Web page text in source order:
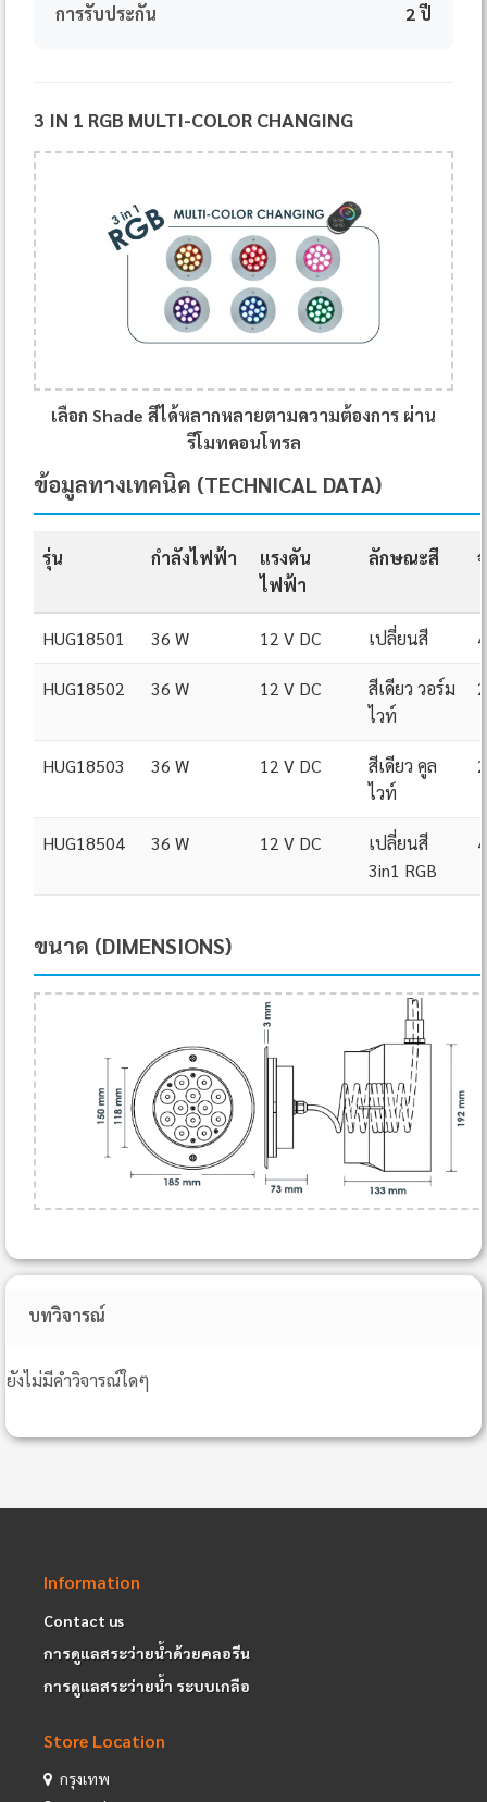
การรับประกัน
2 ปี
3 IN 1 RGB MULTI-COLOR CHANGING
เลือก Shade สีได้หลากหลายตามความต้องการ ผ่าน
รีโมทคอนโทรล
ข้อมูลทางเทคนิค (TECHNICAL DATA)
รุ่น กำลังไฟฟ้า
แรงดัน
ไฟฟ้า
ลักษณะสี
HUG18501 36 W 12 V DC เปลี่ยนสี 4
HUG18502 36 W 12 V DC
สีเดียว วอร์ม
ไวท์
2
HUG18503 36 W 12 V DC
สีเดียว คูล
ไวท์
2
HUG18504 36 W 12 V DC
เปลี่ยนสี
3in1 RGB
4
ขนาด (DIMENSIONS)
บทวิจารณ์
ยังไม่มีคำวิจารณ์ใดๆ
Information
Contact us
การดูแลสระว่ายน้ำด้วยคลอรีน
การดูแลสระว่ายน้ำ ระบบเกลือ
Store Location
กรุงเทพ